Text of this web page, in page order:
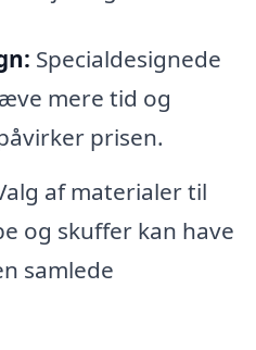
Specialdesignede
mere tid og
prisen.
af materialer til
og skuffer kan have
samlede